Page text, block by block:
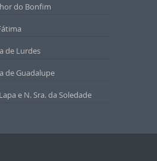
do Bonfim
de Lurdes
de Guadalupe
e N. Sra. da Soledade